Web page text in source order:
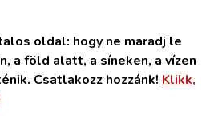
oldal: hogy ne maradj le
a föld alatt, a síneken, a vízen
Csatlakozz hozzánk! Klikk,